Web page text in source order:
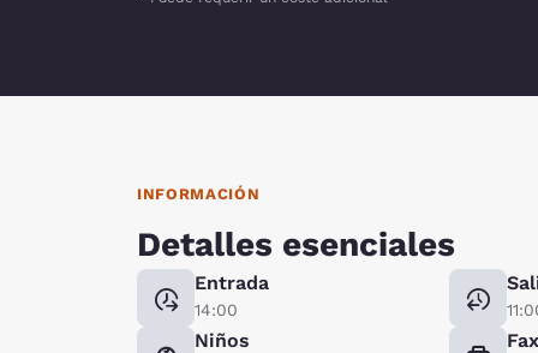
INFORMACIÓN
Detalles esenciales
Entrada
14:00
Niños Fax